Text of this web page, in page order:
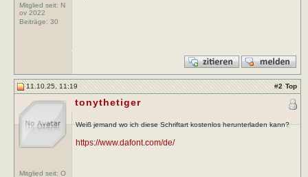
Mitglied seit: N
ov 2022
Beiträge: 30
11.10.25, 11:19 #2 Top
Mitglied seit: O
tonythetiger
Weiß jemand wo ich diese Schriftart kostenlos herunterladen kann?
https://www.dafont.com/de/